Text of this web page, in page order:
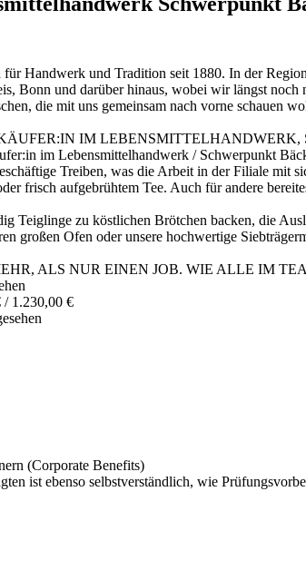
Handwerk und Tradition seit 1880. In der
Bonn und darüber hinaus, wobei wir längst noch
die mit uns gemeinsam nach vorne schauen
IM LEBENSMITTELHANDWERK,
im Lebensmittelhandwerk / Schwerpunkt
Treiben, was die Arbeit in der Filiale mit
frisch aufgebrühtem Tee. Auch für andere
Teiglinge zu köstlichen Brötchen backen, die
großen Ofen oder unsere hochwertige
ALS NUR EINEN JOB. WIE ALLE IM
/ 1.230,00 €
(Corporate Benefits)
ist ebenso selbstverständlich, wie